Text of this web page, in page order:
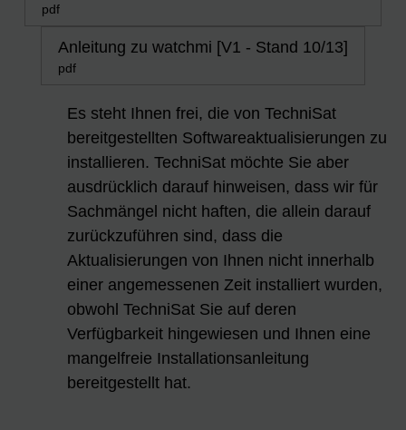
pdf
Anleitung zu watchmi [V1 - Stand 10/13]
pdf
Es steht Ihnen frei, die von TechniSat
bereitgestellten Softwareaktualisierungen zu
installieren. TechniSat möchte Sie aber
ausdrücklich darauf hinweisen, dass wir für
Sachmängel nicht haften, die allein darauf
zurückzuführen sind, dass die
Aktualisierungen von Ihnen nicht innerhalb
einer angemessenen Zeit installiert wurden,
obwohl TechniSat Sie auf deren
Verfügbarkeit hingewiesen und Ihnen eine
mangelfreie Installationsanleitung
bereitgestellt hat.